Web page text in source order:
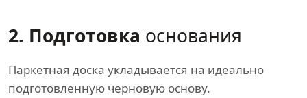
2. Подготовка основания
Паркетная доска укладывается на идеально
подготовленную черновую основу.